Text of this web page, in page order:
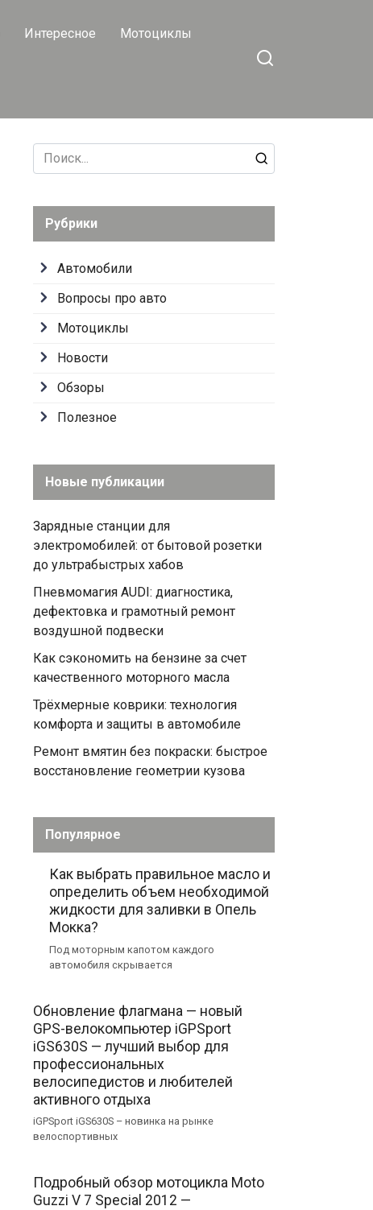
Интересное Мотоциклы
Search
for:
Рубрики
Автомобили
Вопросы про авто
Мотоциклы
Новости
Обзоры
Полезное
Новые публикации
Зарядные станции для
электромобилей: от бытовой розетки
до ультрабыстрых хабов
Пневмомагия AUDI: диагностика,
дефектовка и грамотный ремонт
воздушной подвески
Как сэкономить на бензине за счет
качественного моторного масла
Трёхмерные коврики: технология
комфорта и защиты в автомобиле
Ремонт вмятин без покраски: быстрое
восстановление геометрии кузова
Популярное
Как выбрать правильное масло и
определить объем необходимой
жидкости для заливки в Опель
Мокка?
Под моторным капотом каждого
автомобиля скрывается
Обновление флагмана — новый
GPS-велокомпьютер iGPSport
iGS630S — лучший выбор для
профессиональных
велосипедистов и любителей
активного отдыха
iGPSport iGS630S – новинка на рынке
велоспортивных
Подробный обзор мотоцикла Moto
Guzzi V 7 Special 2012 —